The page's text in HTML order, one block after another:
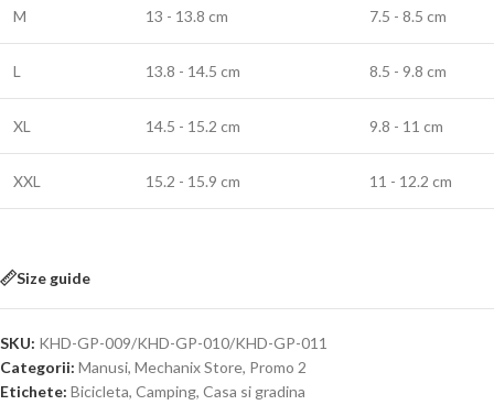
M 13 - 13.8 cm 7.5 - 8.5 cm
L 13.8 - 14.5 cm 8.5 - 9.8 cm
XL 14.5 - 15.2 cm 9.8 - 11 cm
XXL 15.2 - 15.9 cm 11 - 12.2 cm
Size guide
SKU: KHD-GP-009/KHD-GP-010/KHD-GP-011
Categorii: Manusi, Mechanix Store, Promo 2
Etichete: Bicicleta, Camping, Casa si gradina